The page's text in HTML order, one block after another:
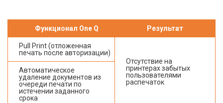
Функционал One Q Результат
Pull Print (отложенная
печать после авторизации)
Отсутствие на
принтерах забытых
пользователями
распечаток
Автоматическое
удаление документов из
очереди печати по
истечении заданного
срока